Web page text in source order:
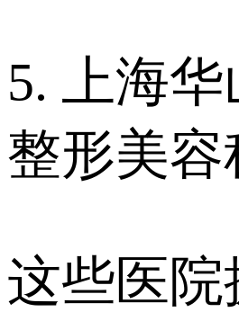
5. 上海
整形美容
这些医院